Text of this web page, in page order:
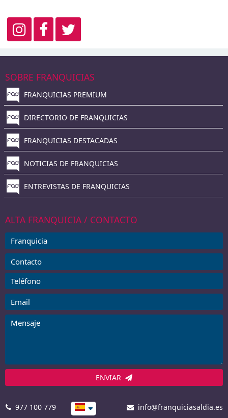
SOBRE FRANQUICIAS
FRANQUICIAS PREMIUM
DIRECTORIO DE FRANQUICIAS
FRANQUICIAS DESTACADAS
NOTICIAS DE FRANQUICIAS
ENTREVISTAS DE FRANQUICIAS
ALTA FRANQUICIA / CONTACTO
ENVIAR
977 100 779 info@franquiciasaldia.es